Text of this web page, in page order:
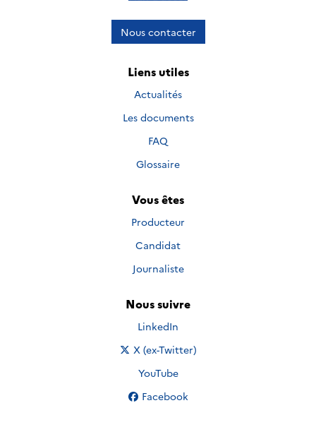
Nous contacter
Liens utiles
Actualités
Les documents
FAQ
Glossaire
Vous êtes
Producteur
Candidat
Journaliste
Nous suivre
Nous suivre sur
LinkedIn
Nous suivre sur
X (ex-Twitter)
Nous suivre sur
YouTube
Nous suivre sur
Facebook